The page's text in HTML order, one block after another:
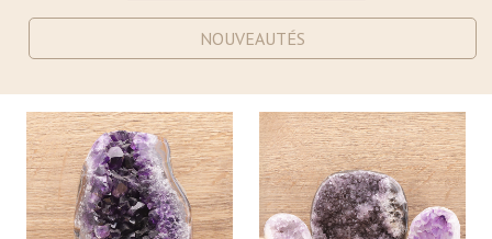
NOUVEAUTÉS